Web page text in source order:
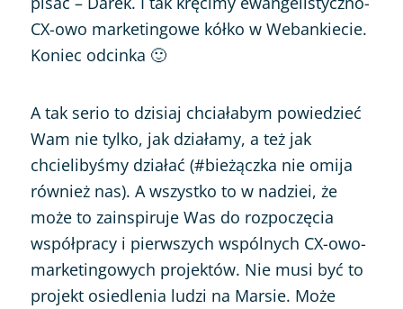
CX-owo marketingowe kółko w Webankiecie.
Koniec odcinka 🙂
A tak serio to dzisiaj chciałabym powiedzieć
Wam nie tylko, jak działamy, a też jak
chcielibyśmy działać (#bieżączka nie omija
również nas). A wszystko to w nadziei, że
może to zainspiruje Was do rozpoczęcia
współpracy i pierwszych wspólnych CX-owo-
marketingowych projektów. Nie musi być to
projekt osiedlenia ludzi na Marsie. Może